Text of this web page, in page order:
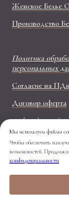
Женское Белье
Производство
Политика
персональных
Согласие на ПДн
Договор оферта
+ 7 (499) 110-26-
Наш Телеграм-
https://t.me/
Мы используем файлы
Чтобы обеспечить
возможностей.
конфиденциальности